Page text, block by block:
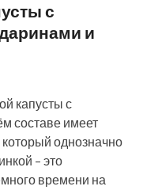
с
и
капусты с
составе имеет
однозначно
– это
времени на